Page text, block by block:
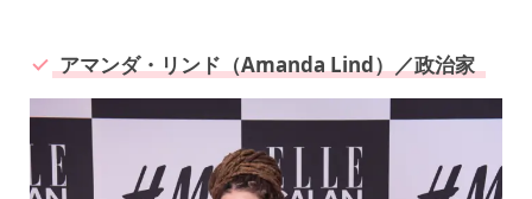
アマンダ・リンド（Amanda Lind）／政治家